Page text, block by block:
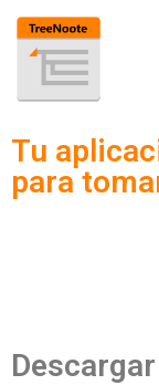
Saltar
Tu
para
Descargar